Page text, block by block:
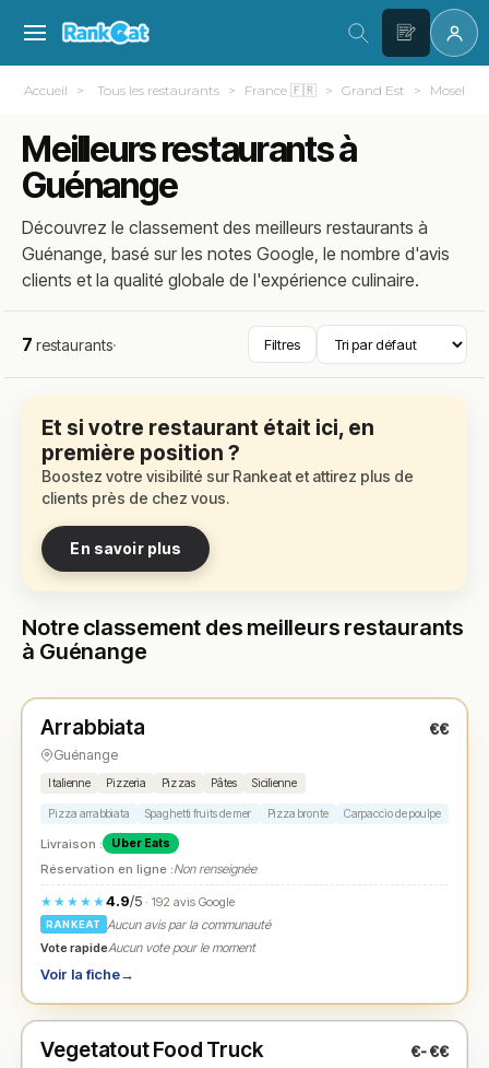
Accueil Tous les restaurants France 🇫🇷 Grand Est Moselle
Meilleurs restaurants à
Guénange
Découvrez le classement des meilleurs restaurants à
Guénange, basé sur les notes Google, le nombre d'avis
clients et la qualité globale de l'expérience culinaire.
7 restaurants· Filtres
Et si votre restaurant était ici, en
première position ?
Boostez votre visibilité sur Rankeat et attirez plus de
clients près de chez vous.
En savoir plus
Notre classement des meilleurs restaurants
à Guénange
★ N° 1
Arrabbiata €€
Guénange
Italienne Pizzeria Pizzas Pâtes Sicilienne
Pizza arrabbiata Spaghetti fruits de mer Pizza bronte Carpaccio de poulpe
Livraison : Uber Eats
Réservation en ligne :Non renseignée
★★★★★4.9/5· 192 avis Google
RANKEAT
Aucun avis par la communauté
Vote rapideAucun vote pour le moment
Voir la fiche→
★ N° 2
Vegetatout Food Truck €-€€